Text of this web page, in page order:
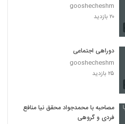
gooshecheshm
۲۰ بازدید
دوراهی اجتماعی
gooshecheshm
۲۵ بازدید
مصاحبه با محمدجواد محقق نیا منافع
فردی و گروهی